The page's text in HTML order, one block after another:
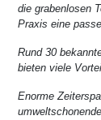
die grabenlosen
Praxis eine
Rund 30
bieten viele
Enorme